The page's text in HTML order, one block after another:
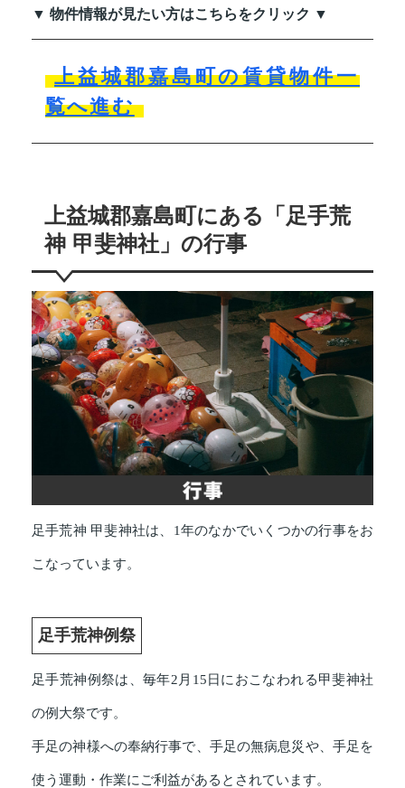
▼ 物件情報が見たい方はこちらをクリック ▼
上益城郡嘉島町の賃貸物件一
覧へ進む
上益城郡嘉島町にある「足手荒
神 甲斐神社」の行事
足手荒神 甲斐神社は、1年のなかでいくつかの行事をお
こなっています。
足手荒神例祭
足手荒神例祭は、毎年2月15日におこなわれる甲斐神社
の例大祭です。
手足の神様への奉納行事で、手足の無病息災や、手足を
使う運動・作業にご利益があるとされています。